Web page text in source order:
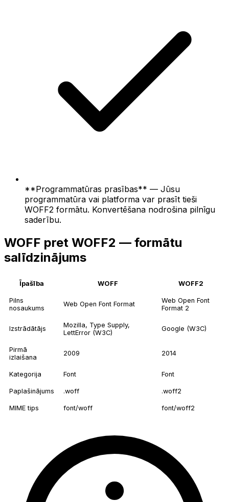
**Programmatūras prasības** — Jūsu
programmatūra vai platforma var prasīt tieši
WOFF2 formātu. Konvertēšana nodrošina pilnīgu
saderību.
WOFF pret WOFF2 — formātu
salīdzinājums
Īpašība WOFF WOFF2
Pilns
nosaukums
Web Open Font Format
Web Open Font
Format 2
Izstrādātājs
Mozilla, Type Supply,
LettError (W3C)
Google (W3C)
Pirmā
izlaišana
2009 2014
Kategorija Font Font
Paplašinājums .woff .woff2
MIME tips font/woff font/woff2